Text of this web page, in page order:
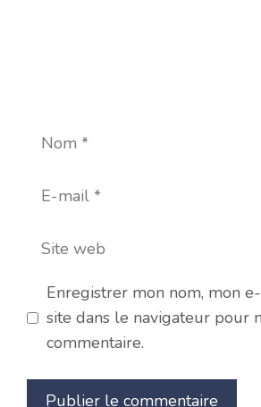
Nom
E-
Site
Enregistrer mon nom, mon
site dans le navigateur pour
commentaire.